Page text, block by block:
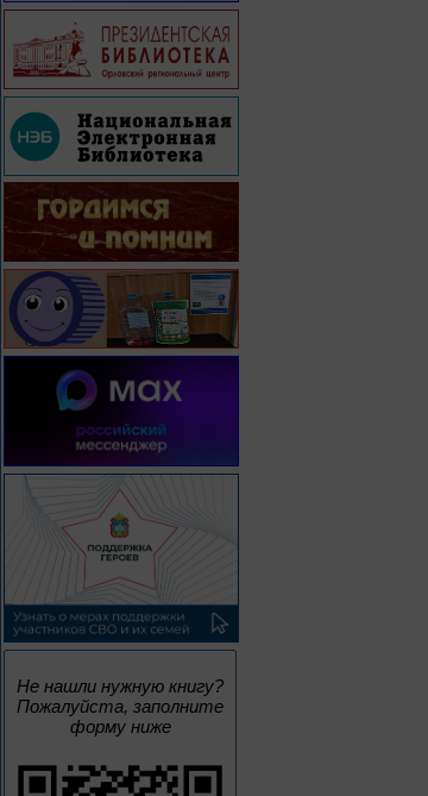
Не нашли нужную книгу?
Пожалуйста, заполните
форму ниже